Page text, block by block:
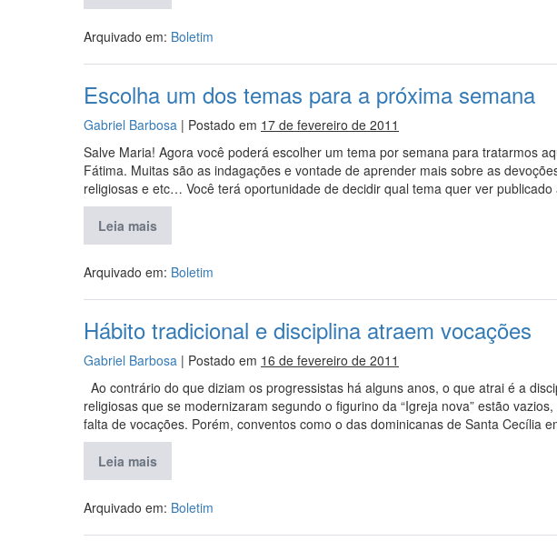
Arquivado em: Boletim
Escolha um dos temas para a próxima semana
Gabriel Barbosa | Postado em 17 de fevereiro de 2011
Salve Maria! Agora você poderá escolher um tema por semana para tratarmos
Fátima. Muitas são as indagações e vontade de aprender mais sobre as
religiosas e etc… Você terá oportunidade de decidir qual tema quer ver
Leia mais
Arquivado em: Boletim
Hábito tradicional e disciplina atraem vocações
Gabriel Barbosa | Postado em 16 de fevereiro de 2011
Ao contrário do que diziam os progressistas há alguns anos, o que atrai é a
religiosas que se modernizaram segundo o figurino da “Igreja nova” estão
falta de vocações. Porém, conventos como o das dominicanas de Santa Cecília
Leia mais
Arquivado em: Boletim